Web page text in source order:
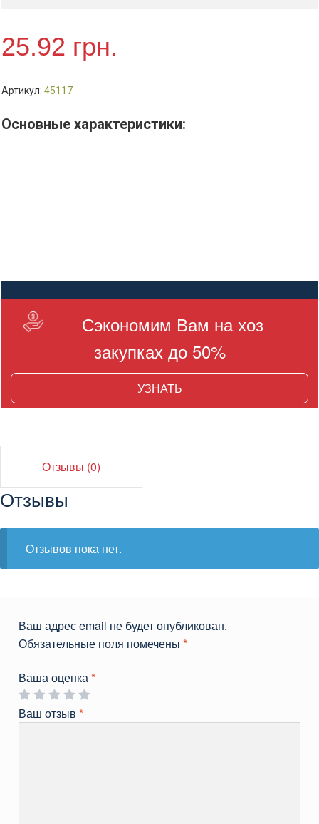
сост.
25.92 грн.
Артикул: 45117
Основные характеристики:
Сэкономим Вам на хоз
закупках до 50%
УЗНАТЬ
Отзывы (0)
Отзывы
Отзывов пока нет.
Ваш адрес email не будет опубликован.
Обязательные поля помечены *
Ваша оценка*
Ваш отзыв *